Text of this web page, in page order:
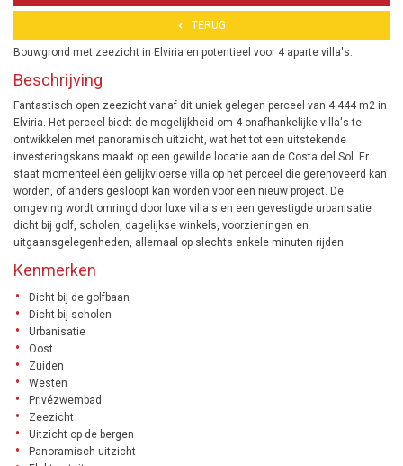
TERUG
Bouwgrond met zeezicht in Elviria en potentieel voor 4 aparte villa's.
Beschrijving
Fantastisch open zeezicht vanaf dit uniek gelegen perceel van 4.444 m2 in
Elviria. Het perceel biedt de mogelijkheid om 4 onafhankelijke villa's te
ontwikkelen met panoramisch uitzicht, wat het tot een uitstekende
investeringskans maakt op een gewilde locatie aan de Costa del Sol. Er
staat momenteel één gelijkvloerse villa op het perceel die gerenoveerd kan
worden, of anders gesloopt kan worden voor een nieuw project. De
omgeving wordt omringd door luxe villa's en een gevestigde urbanisatie
dicht bij golf, scholen, dagelijkse winkels, voorzieningen en
uitgaansgelegenheden, allemaal op slechts enkele minuten rijden.
Kenmerken
Dicht bij de golfbaan
Dicht bij scholen
Urbanisatie
Oost
Zuiden
Westen
Privézwembad
Zeezicht
Uitzicht op de bergen
Panoramisch uitzicht